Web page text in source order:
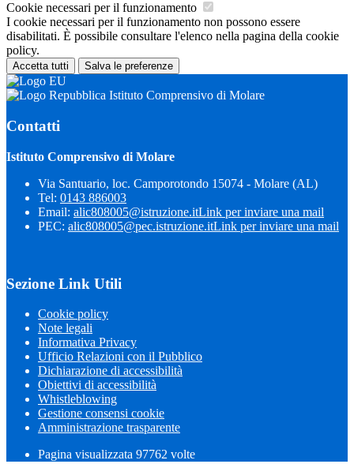
Cookie necessari per il funzionamento
I cookie necessari per il funzionamento non possono essere
disabilitati. È possibile consultare l'elenco nella pagina della cookie
policy.
Accetta tutti Salva le preferenze
Istituto Comprensivo di Molare
Contatti
Istituto Comprensivo di Molare
Via Santuario, loc. Camporotondo 15074 - Molare (AL)
Tel: 0143 886003
Email: alic808005@istruzione.itLink per inviare una mail
PEC: alic808005@pec.istruzione.itLink per inviare una mail
Sezione Link Utili
Cookie policy
Note legali
Informativa Privacy
Ufficio Relazioni con il Pubblico
Dichiarazione di accessibilità
Obiettivi di accessibilità
Whistleblowing
Gestione consensi cookie
Amministrazione trasparente
Pagina visualizzata 97762 volte